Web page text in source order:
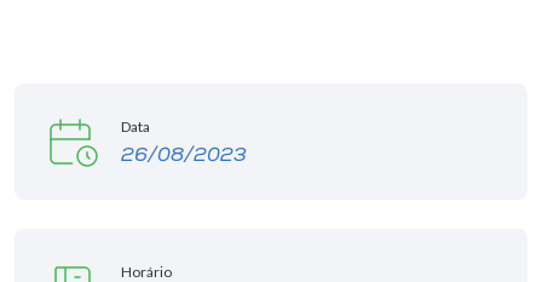
Data
26/08/2023
Horário